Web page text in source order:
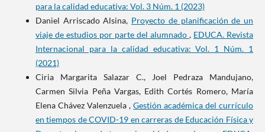
para la calidad educativa: Vol. 3 Núm. 1 (2023)
Daniel Arriscado Alsina, Proyecto de planificación de un
viaje de estudios por parte del alumnado, EDUCA. Revista
Internacional para la calidad educativa: Vol. 1 Núm. 1
(2021)
Ciria Margarita Salazar C., Joel Pedraza Mandujano,
Carmen Silvia Peña Vargas, Edith Cortés Romero, María
Elena Chávez Valenzuela ,Gestión académica del currículo
en tiempos de COVID-19 en carreras de Educación Física y